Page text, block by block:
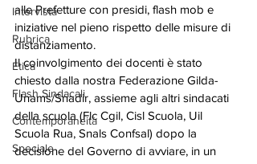
Intervista
Rubrica
Etica
Flash Sindacali
Contemporaneità
Speciale
alle Prefetture con presidi, flash mob e
iniziative nel pieno rispetto delle misure di
distanziamento.
Il coinvolgimento dei docenti è stato
chiesto dalla nostra Federazione Gilda-
Unams/Snadir, assieme agli altri sindacati
della scuola (Flc Cgil, Cisl Scuola, Uil
Scuola Rua, Snals Confsal) dopo la
decisione del Governo di avviare, in un